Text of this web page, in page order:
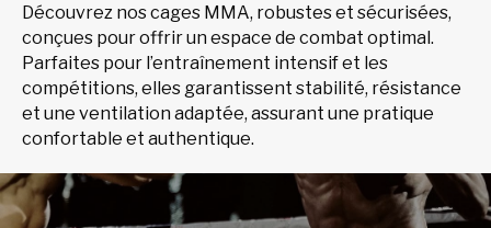
Découvrez nos cages MMA, robustes et sécurisées,
conçues pour offrir un espace de combat optimal.
Parfaites pour l’entraînement intensif et les
compétitions, elles garantissent stabilité, résistance
et une ventilation adaptée, assurant une pratique
confortable et authentique.